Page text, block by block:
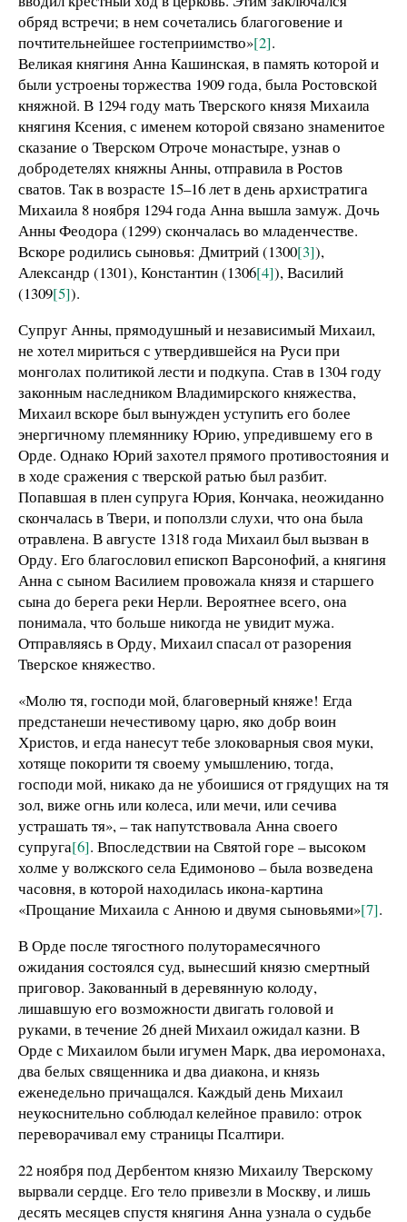
обряд встречи; в нем сочетались благоговение и
почтительнейшее гостеприимство»[2].
Великая княгиня Анна Кашинская, в память которой и
были устроены торжества 1909 года, была Ростовской
княжной. В 1294 году мать Тверского князя Михаила
княгиня Ксения, с именем которой связано знаменитое
сказание о Тверском Отроче монастыре, узнав о
добродетелях княжны Анны, отправила в Ростов
сватов. Так в возрасте 15–16 лет в день архистратига
Михаила 8 ноября 1294 года Анна вышла замуж. Дочь
Анны Феодора (1299) скончалась во младенчестве.
Вскоре родились сыновья: Дмитрий (1300[3]),
Александр (1301), Константин (1306[4]), Василий
(1309[5]).
Супруг Анны, прямодушный и независимый Михаил,
не хотел мириться с утвердившейся на Руси при
монголах политикой лести и подкупа. Став в 1304 году
законным наследником Владимирского княжества,
Михаил вскоре был вынужден уступить его более
энергичному племяннику Юрию, упредившему его в
Орде. Однако Юрий захотел прямого противостояния и
в ходе сражения с тверской ратью был разбит.
Попавшая в плен супруга Юрия, Кончака, неожиданно
скончалась в Твери, и поползли слухи, что она была
отравлена. В августе 1318 года Михаил был вызван в
Орду. Его благословил епископ Варсонофий, а княгиня
Анна с сыном Василием провожала князя и старшего
сына до берега реки Нерли. Вероятнее всего, она
понимала, что больше никогда не увидит мужа.
Отправляясь в Орду, Михаил спасал от разорения
Тверское княжество.
«Молю тя, господи мой, благоверный княже! Егда
предстанеши нечестивому царю, яко добр воин
Христов, и егда нанесут тебе злоковарныя своя муки,
хотяще покорити тя своему умышлению, тогда,
господи мой, никако да не убоишися от грядущих на тя
зол, виже огнь или колеса, или мечи, или сечива
устрашать тя», – так напутствовала Анна своего
супруга[6]. Впоследствии на Святой горе – высоком
холме у волжского села Едимоново – была возведена
часовня, в которой находилась икона-картина
«Прощание Михаила с Анною и двумя сыновьями»[7].
В Орде после тягостного полуторамесячного
ожидания состоялся суд, вынесший князю смертный
приговор. Закованный в деревянную колоду,
лишавшую его возможности двигать головой и
руками, в течение 26 дней Михаил ожидал казни. В
Орде с Михаилом были игумен Марк, два иеромонаха,
два белых священника и два диакона, и князь
еженедельно причащался. Каждый день Михаил
неукоснительно соблюдал келейное правило: отрок
переворачивал ему страницы Псалтири.
22 ноября под Дербентом князю Михаилу Тверскому
вырвали сердце. Его тело привезли в Москву, и лишь
десять месяцев спустя княгиня Анна узнала о судьбе